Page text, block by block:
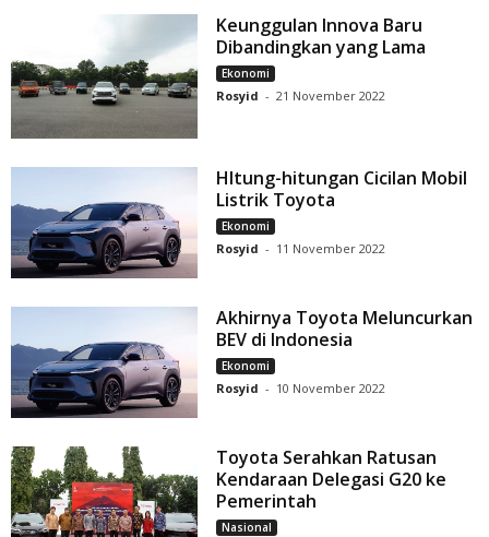
Keunggulan Innova Baru
Dibandingkan yang Lama
Ekonomi
Rosyid - 21 November 2022
HItung-hitungan Cicilan Mobil
Listrik Toyota
Ekonomi
Rosyid - 11 November 2022
Akhirnya Toyota Meluncurkan
BEV di Indonesia
Ekonomi
Rosyid - 10 November 2022
Toyota Serahkan Ratusan
Kendaraan Delegasi G20 ke
Pemerintah
Nasional